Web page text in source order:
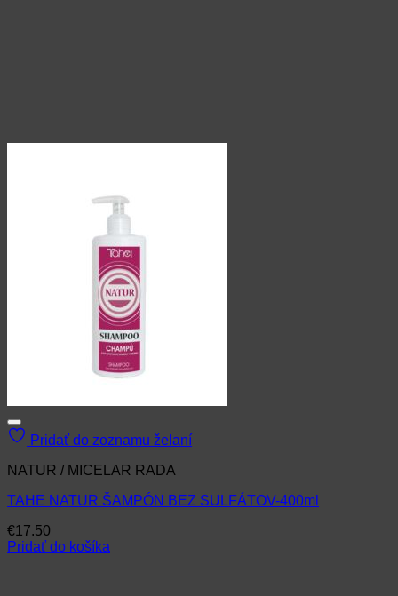
Pridať do zoznamu želaní
NATUR / MICELAR RADA
TAHE NATUR ŠAMPÓN BEZ SULFÁTOV-400ml
€17.50
Pridať do košíka